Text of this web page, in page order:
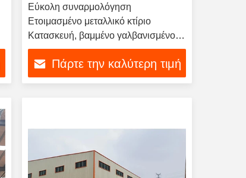
Εύκολη συναρμολόγηση
Ετοιμασμένο μεταλλικό κτίριο
Κατασκευή, βαμμένο γαλβανισμένο
χάλυβα πλαίσιο
Πάρτε την καλύτερη τιμή